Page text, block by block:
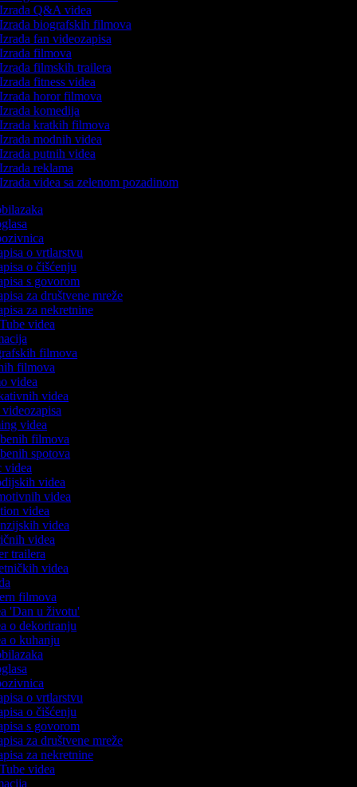
Q&A videa
biografskih filmova
fan videozapisa
filmova
filmskih trailera
fitness videa
horor filmova
komedija
kratkih filmova
modnih videa
putnih videa
reklama
videa sa zelenom pozadinom
o vrtlarstvu
o čišćenju
s govorom
za društvene mreže
za nekretnine
videa
filmova
filmova
videa
videa
videa
filmova
spotova
videa
videa
videa
videa
videa
videa
trailera
videa
filmova
'Dan u životu'
o dekoriranju
o kuhanju
o vrtlarstvu
o čišćenju
s govorom
za društvene mreže
za nekretnine
videa